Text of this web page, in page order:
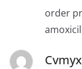
order